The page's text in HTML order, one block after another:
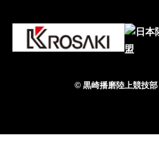
© 黒崎播磨陸上競技部